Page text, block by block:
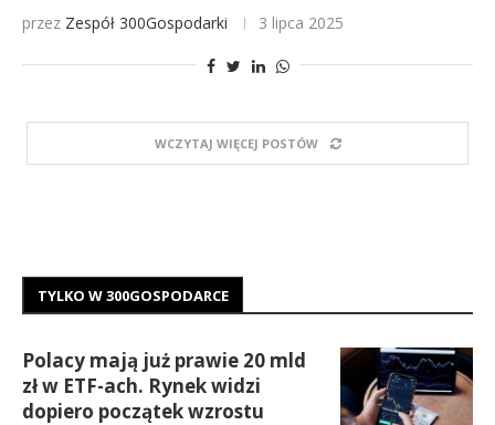
przez Zespół 300Gospodarki 3 lipca 2025
WCZYTAJ WIĘCEJ POSTÓW
TYLKO W 300GOSPODARCE
Polacy mają już prawie 20 mld
zł w ETF-ach. Rynek widzi
dopiero początek wzrostu